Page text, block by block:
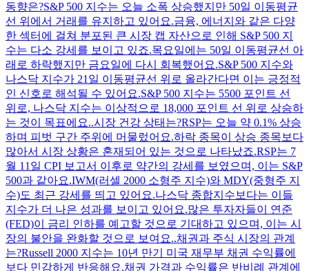
동향은?S&P 500 지수는 오늘 소폭 상승했지만 50일 이동평균
선 위에서 거래를 유지하고 있어요.금융, 에너지와 같은 다양
한 섹터에 걸쳐 분포된 큰 시장 캡 자산으로 인해 S&P 500 지
수는 다소 강세를 보이고 있죠.목요일에는 50일 이동평균선 아
래로 하락했지만 금요일에 다시 회복했어요.S&P 500 지수와
나스닥 지수가 21일 이동평균선 위로 올라간다면 이는 긍정적
인 신호로 해석될 수 있어요.S&P 500 지수는 5500 포인트 선
위로, 나스닥 지수는 이상적으로 18,000 포인트 선 위로 상승하
는 것이 목표에요..시장 건강 상태는?RSP는 오늘 약 0.1% 상승
하며 피벗 구간 주위에 머물렀어요.하락 종목이 상승 종목보다
많아서 시장 상황은 혼재되어 있는 것으로 나타났죠.RSP는 7
월 11일 CPI 보고서 이후로 약간의 강세를 보였으며, 이는 S&P
500과 같아요.IWM(러셀 2000 소형주 지수)와 MDY(중형주 지
수)도 최근 강세를 띄고 있어요.나스닥 종합지수보다는 이들
지수가 더 나은 성과를 보이고 있어요.많은 투자자들이 연준
(FED)이 금리 인하를 예고할 것으로 기대하고 있으며, 이는 시
장의 불안을 완화할 것으로 보여요..채권과 주식 시장의 관계
는?Russell 2000 지수는 10년 만기 미국 재무부 채권 수익률에
보다 민감하게 반응해요.채권 가격과 수익률은 반비례 관계에